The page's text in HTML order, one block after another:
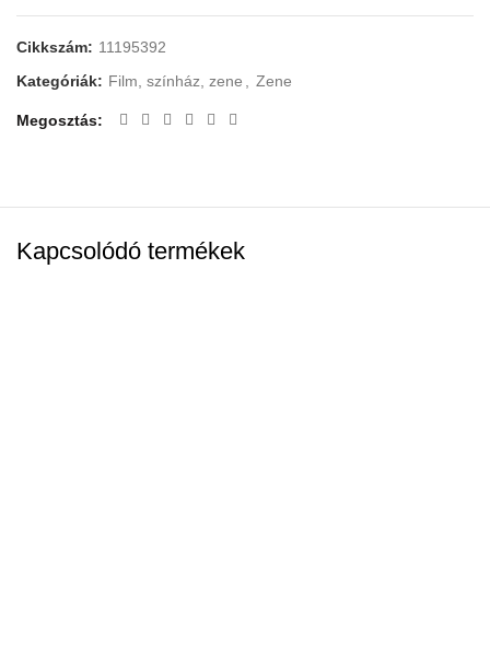
Cikkszám: 11195392
Kategóriák: Film, színház, zene , Zene
Megosztás
Kapcsolódó termékek